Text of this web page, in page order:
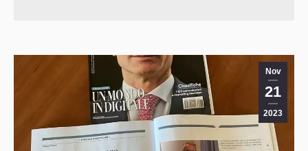
Nov
21
2023